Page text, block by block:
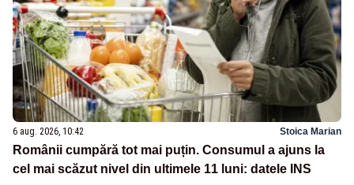
6 aug. 2026, 10:42 Stoica Marian
Românii cumpără tot mai puțin. Consumul a ajuns la
cel mai scăzut nivel din ultimele 11 luni: datele INS